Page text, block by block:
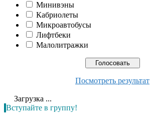
Минивэны
Кабриолеты
Микроавтобусы
Лифтбеки
Малолитражки
Посмотреть результат
Загрузка ...
Вступайте в группу!